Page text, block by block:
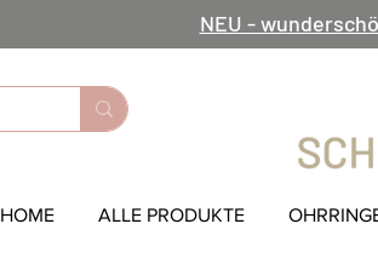
NEU -
HOME ALLE PRODUKTE